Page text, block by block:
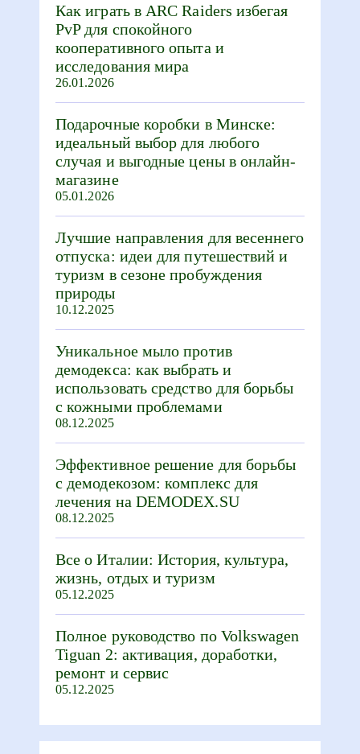
Как играть в ARC Raiders избегая
PvP для спокойного
кооперативного опыта и
исследования мира
26.01.2026
Подарочные коробки в Минске:
идеальный выбор для любого
случая и выгодные цены в онлайн-
магазине
05.01.2026
Лучшие направления для весеннего
отпуска: идеи для путешествий и
туризм в сезоне пробуждения
природы
10.12.2025
Уникальное мыло против
демодекса: как выбрать и
использовать средство для борьбы
с кожными проблемами
08.12.2025
Эффективное решение для борьбы
с демодекозом: комплекс для
лечения на DEMODEX.SU
08.12.2025
Все о Италии: История, культура,
жизнь, отдых и туризм
05.12.2025
Полное руководство по Volkswagen
Tiguan 2: активация, доработки,
ремонт и сервис
05.12.2025